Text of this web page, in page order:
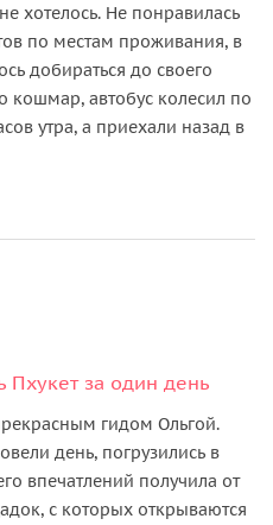
хотелось. Не понравилась
по местам проживания, в
добираться до своего
кошмар, автобус колесил по
утра, а приехали назад в
Пхукет за один день
гидом Ольгой.
день, погрузились в
впечатлений получила от
с которых открываются